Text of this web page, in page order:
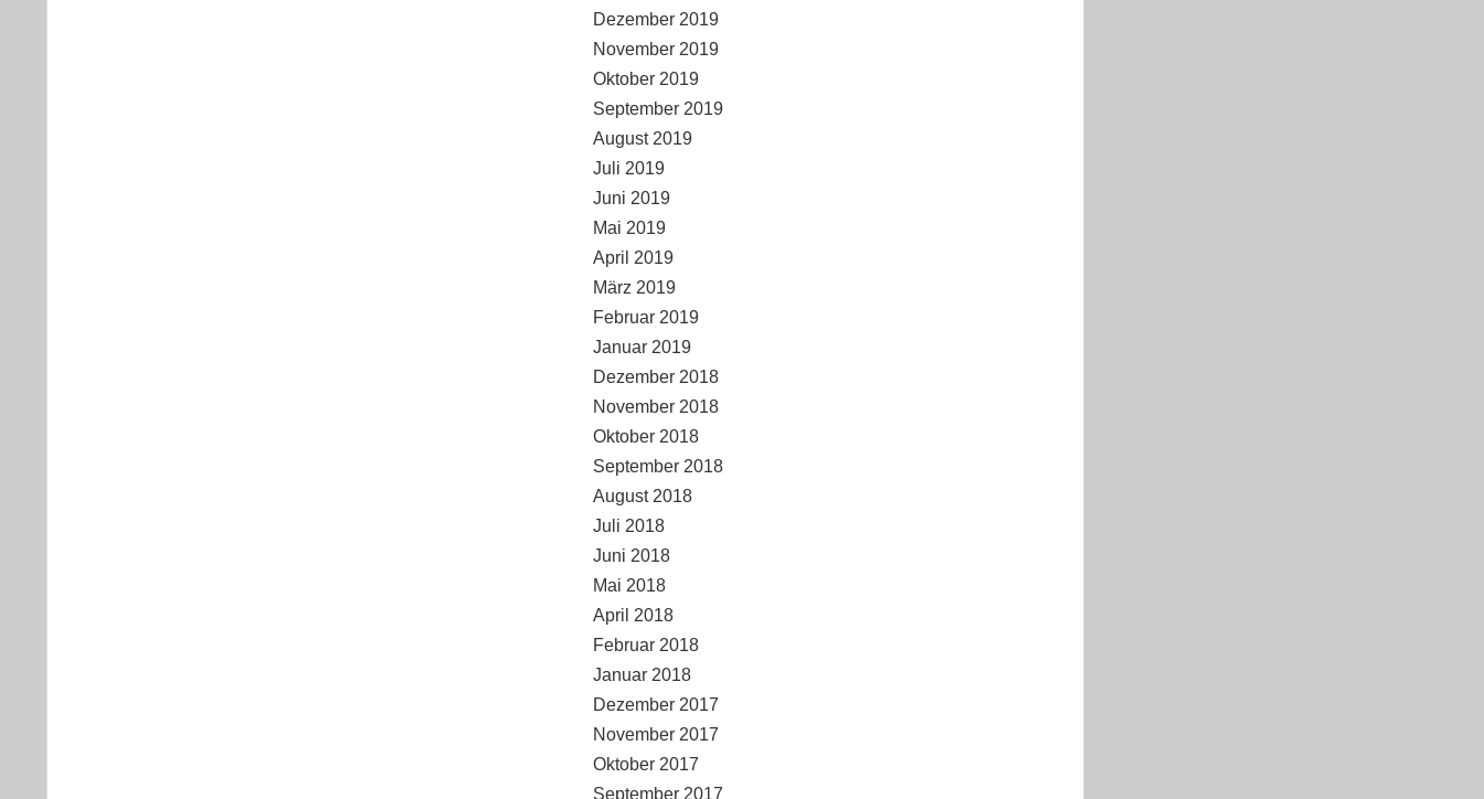
Dezember 2019
November 2019
Oktober 2019
September 2019
August 2019
Juli 2019
Juni 2019
Mai 2019
April 2019
März 2019
Februar 2019
Januar 2019
Dezember 2018
November 2018
Oktober 2018
September 2018
August 2018
Juli 2018
Juni 2018
Mai 2018
April 2018
Februar 2018
Januar 2018
Dezember 2017
November 2017
Oktober 2017
September 2017